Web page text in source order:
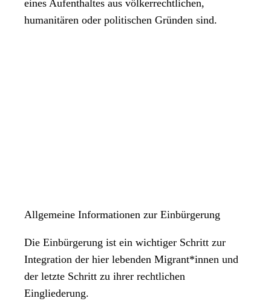
eines Aufenthaltes aus völkerrechtlichen,
humanitären oder politischen Gründen sind.
Allgemeine Informationen zur Einbürgerung
Die Einbürgerung ist ein wichtiger Schritt zur
Integration der hier lebenden Migrant*innen und
der letzte Schritt zu ihrer rechtlichen
Eingliederung.